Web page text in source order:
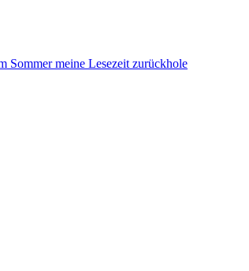
Sommer meine Lesezeit zurückhole